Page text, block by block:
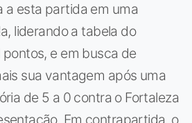
a esta partida em uma
liderando a tabela do
e em busca de
sua vantagem após uma
de 5 a 0 contra o Fortaleza